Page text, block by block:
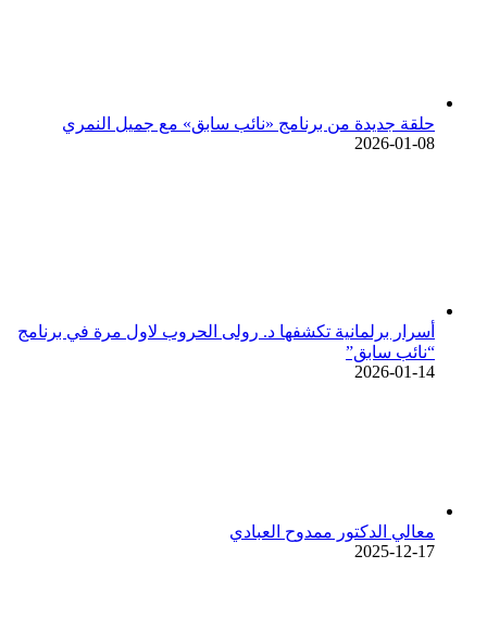
حلقة جديدة من برنامج «نائب سابق» مع جميل النمري
2026-01-08
أسرار برلمانية تكشفها د. رولى الحروب لاول مرة في برنامج
“نائب سابق”
2026-01-14
معالي الدكتور ممدوح العبادي
2025-12-17